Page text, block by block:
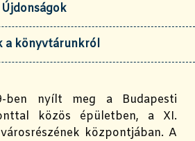
Újdonságok
a könyvtárunkról
ben nyílt meg a Budapesti
közös épületben, a XI.
központjában. A